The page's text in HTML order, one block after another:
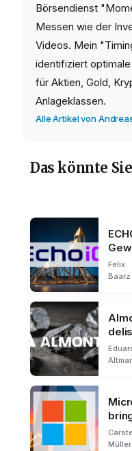
Börsendienst
Messen wie der
Videos. Mein
identifiziert
für Aktien, Gold,
Anlageklassen.
Alle Artikel von
Das könnte
Felix
Baarz
und
der
Müller